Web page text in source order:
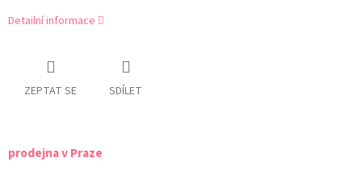
Detailní informace
ZEPTAT SE SDÍLET
prodejna v Praze